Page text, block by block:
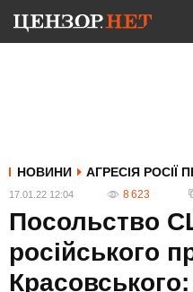
НОВИНИ АГРЕСІЯ РОСІЇ
17.01.22 12:04 8 623
Посольство
російського